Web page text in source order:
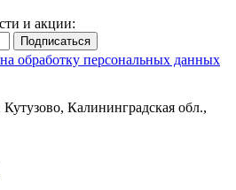
и акции:
Подписаться
обработку персональных данных
Калининградская обл.,